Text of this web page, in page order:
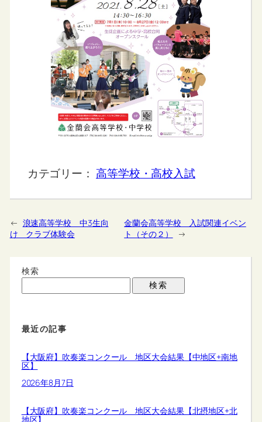
カテゴリー： 高等学校・高校入試
← 浪速高等学校 中3生向
け クラブ体験会
金蘭会高等学校 入試関連イベン
ト（その２）
→
検索
検索
最近の記事
【大阪府】吹奏楽コンクール 地区大会結果【中地区+南地
区】
2026年8月7日
【大阪府】吹奏楽コンクール 地区大会結果【北摂地区+北
地区】